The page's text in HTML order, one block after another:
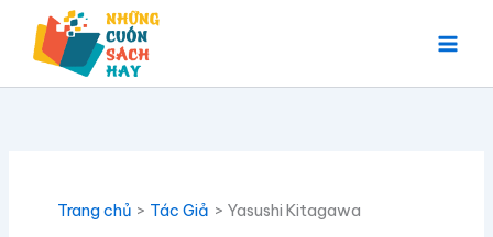
dung
Trang chủ Tác Giả Yasushi Kitagawa